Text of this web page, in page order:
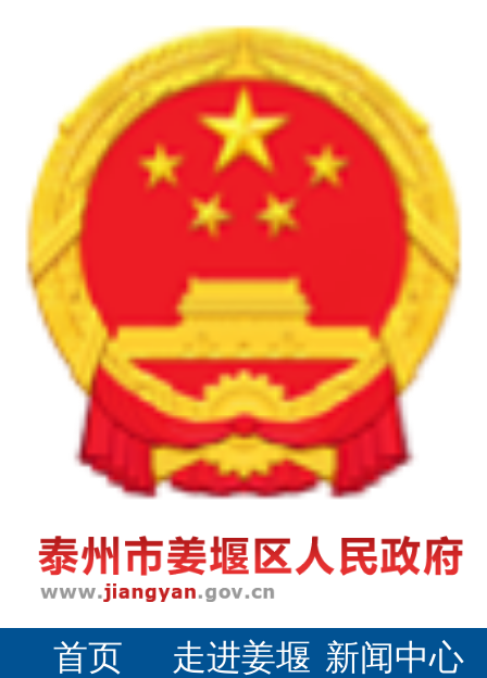
首页 走进姜堰 新闻中心